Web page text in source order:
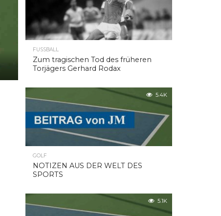
FUSSBALL
Zum tragischen Tod des früheren
Torjägers Gerhard Rodax
5.4K
GOLF
NOTIZEN AUS DER WELT DES
SPORTS
5.1K